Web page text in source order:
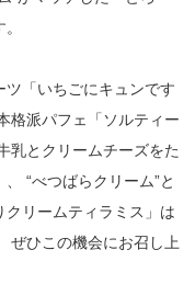
「いちごにキュンです
格派パフェ「ソルティー
乳とクリームチーズをた
“べつばらクリーム”と
リームティラミス」は
ぜひこの機会にお召し上